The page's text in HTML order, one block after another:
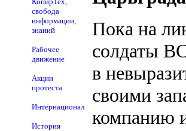
свобода
информации,
знаний
Рабочее
движение
Акции
протеста
Интернационал
История
Пока на
солдаты
в
своими
компанию